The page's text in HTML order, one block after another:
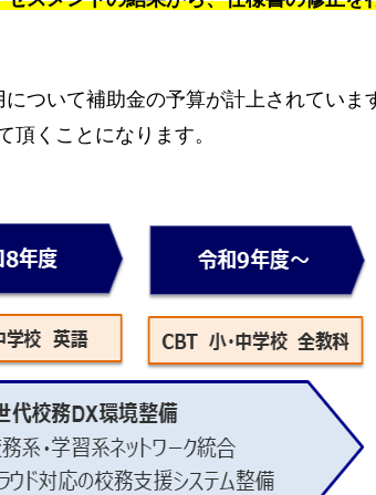
ついて補助金の予算が計上されていま
くことになります。